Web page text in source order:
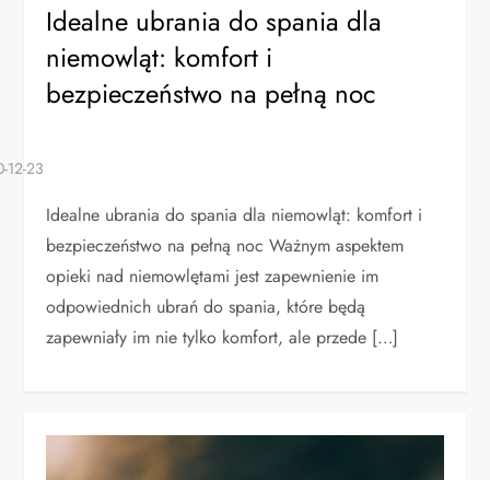
Idealne ubrania do spania dla
niemowląt: komfort i
bezpieczeństwo na pełną noc
Idealne ubrania do spania dla niemowląt: komfort i
bezpieczeństwo na pełną noc Ważnym aspektem
opieki nad niemowlętami jest zapewnienie im
odpowiednich ubrań do spania, które będą
zapewniały im nie tylko komfort, ale przede […]